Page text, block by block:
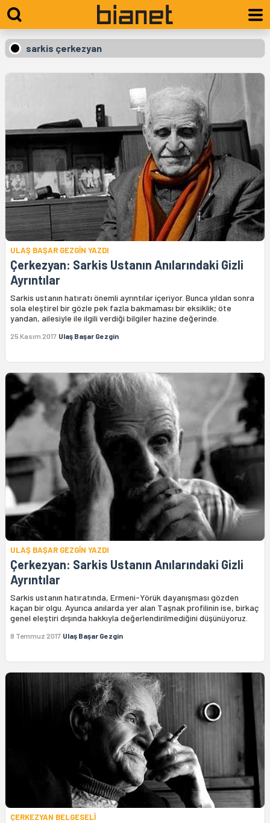
sarkis çerkezyan
ULAŞ BAŞAR GEZGİN YAZDI
Çerkezyan: Sarkis Ustanın Anılarındaki Gizli
Ayrıntılar
Sarkis ustanın hatıratı önemli ayrıntılar içeriyor. Bunca yıldan sonra
sola eleştirel bir gözle pek fazla bakmaması bir eksiklik; öte
yandan, ailesiyle ile ilgili verdiği bilgiler hazine değerinde.
25 Kasım 2017 Ulaş Başar Gezgin
ULAŞ BAŞAR GEZGİN YAZDI
Çerkezyan: Sarkis Ustanın Anılarındaki Gizli
Ayrıntılar
Sarkis ustanın hatıratında, Ermeni-Yörük dayanışması gözden
kaçan bir olgu. Ayurıca anılarda yer alan Taşnak profilinin ise, birkaç
genel eleştiri dışında hakkıyla değerlendirilmediğini düşünüyoruz.
8 Temmuz 2017 Ulaş Başar Gezgin
ÇERKEZYAN BELGESELİ